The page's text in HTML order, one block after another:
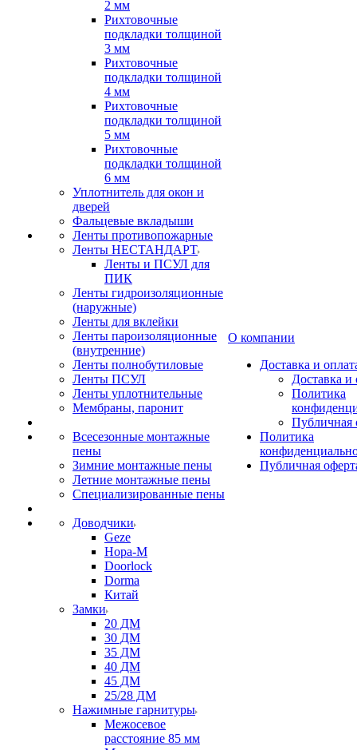
2 мм
Рихтовочные
подкладки толщиной
3 мм
Рихтовочные
подкладки толщиной
4 мм
Рихтовочные
подкладки толщиной
5 мм
Рихтовочные
подкладки толщиной
6 мм
Уплотнитель для окон и
дверей
Фальцевые вкладыши
Ленты противопожарные
Ленты НЕСТАНДАРТ
Ленты и ПСУЛ для
ПИК
Ленты гидроизоляционные
(наружные)
Ленты для вклейки
Ленты пароизоляционные
(внутренние)
Ленты полнобутиловые
Ленты ПСУЛ
Ленты уплотнительные
Мембраны, паронит
Всесезонные монтажные
пены
Зимние монтажные пены
Летние монтажные пены
Специализированные пены
Доводчики
Geze
Нора-М
Doorlock
Dorma
Китай
Замки
20 ДМ
30 ДМ
35 ДМ
40 ДМ
45 ДМ
25/28 ДМ
Нажимные гарнитуры
Межосевое
расстояние 85 мм
О компании
Доставка и
Доставка и
Политика
Публичная
Политика
Публичная